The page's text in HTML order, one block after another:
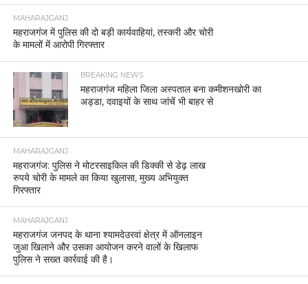
MAHARAJGANJ
महराजगंज में पुलिस की दो बड़ी कार्यवाहियां, तस्करी और चोरी
के मामलों में आरोपी गिरफ्तार
BREAKING NEWS
महराजगंज महिला जिला अस्पताल बना कमीशनखोरी का
अड्डा, दवाइयों के साथ जांचें भी बाहर से
MAHARAJGANJ
महराजगंज: पुलिस ने मोटरसाइकिल की डिक्की से डेढ़ लाख
रुपये चोरी के मामले का किया खुलासा, मुख्य अभियुक्त
गिरफ्तार
MAHARAJGANJ
महराजगंज जनपद के थाना श्यामदेउरवां क्षेत्र में ऑनलाइन
जुआ खिलाने और उसका आयोजन करने वालों के खिलाफ
पुलिस ने सख्त कार्रवाई की है।